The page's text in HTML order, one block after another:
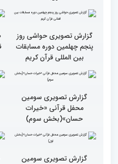
رقابت بخش برادران
چهلمین دوره مسابقات
بین‌المللی قرآن کریم(بخش
اول)
گزارش تصویری حواشی روز
پنجم چهلمین دوره مسابقات
بین المللی قرآن کریم